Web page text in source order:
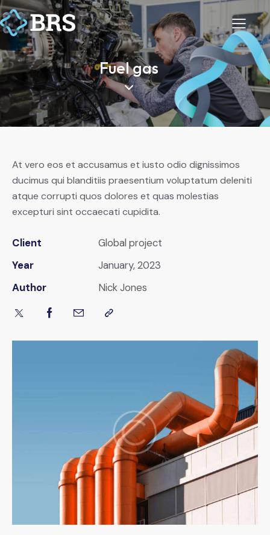
Fuel gas
At vero eos et accusamus et iusto odio dignissimos
ducimus qui blanditiis praesentium voluptatum deleniti
atque corrupti quos dolores et quas molestias
excepturi sint occaecati cupidita.
Client
Global project
Year
January, 2023
Author
Nick Jones